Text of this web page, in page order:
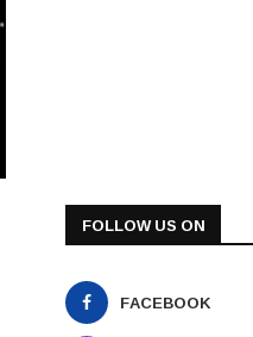
FOLLOW US ON
FACEBOOK